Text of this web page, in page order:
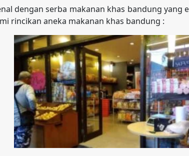
dengan serba makanan khas bandung yang
rincikan aneka makanan khas bandung :